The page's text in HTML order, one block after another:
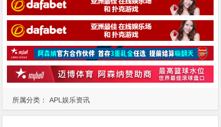
所属分类： APL娱乐资讯